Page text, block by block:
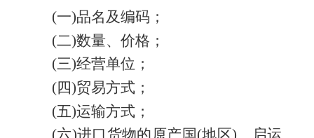
(一)品名及编码；
(二)数量、价格；
(三)经营单位；
(四)贸易方式；
(五)运输方式；